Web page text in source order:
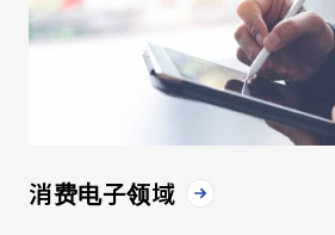
消费电子领域